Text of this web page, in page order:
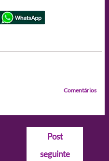
Comentários
Post
seguinte